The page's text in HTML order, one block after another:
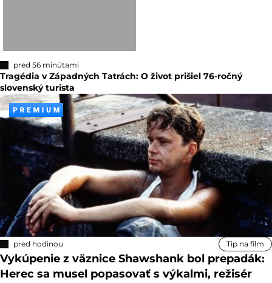
pred 56 minútami
Tragédia v Západných Tatrách: O život prišiel 76-ročný
slovenský turista
pred hodinou Tip na film
Vykúpenie z väznice Shawshank bol prepadák:
Herec sa musel popasovať s výkalmi, režisér